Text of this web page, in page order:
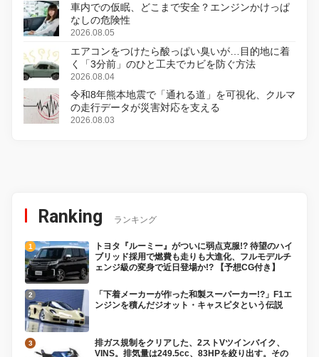
車内での仮眠、どこまで安全？エンジンかけっぱ
なしの危険性
2026.08.05
エアコンをつけたら酸っぱい臭いが…目的地に着
く「3分前」のひと工夫でカビを防ぐ方法
2026.08.04
令和8年熊本地震で「通れる道」を可視化、クルマ
の走行データが災害対応を支える
2026.08.03
Ranking ランキング
トヨタ『ルーミー』がついに弱点克服!? 待望のハイ
ブリッド採用で燃費も走りも大進化、フルモデルチ
ェンジ級の変身で近日登場か!? 【予想CG付き】
「下着メーカーが作った和製スーパーカー!?」F1エ
ンジンを積んだジオット・キャスピタという伝説
排ガス規制をクリアした、2ストVツインバイク、
VINS。排気量は249.5cc、83HPを絞り出す。その